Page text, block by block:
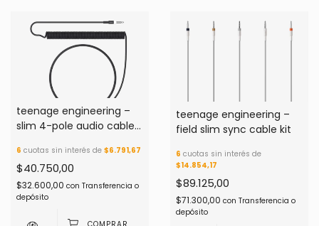
teenage engineering –
slim 4-pole audio cable
6 cuotas sin interés de $6.791,67
$40.750,00
$32.600,00 con Transferencia o
depósito
teenage engineering –
field slim sync cable kit
6 cuotas sin interés de
$14.854,17
$89.125,00
$71.300,00 con Transferencia o
depósito